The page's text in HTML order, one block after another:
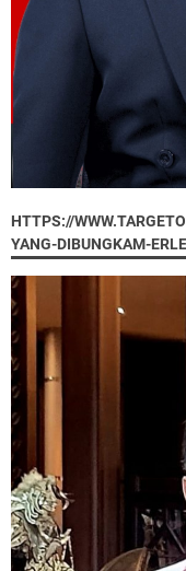
HTTPS://
YANG-DIBUNGKAM-